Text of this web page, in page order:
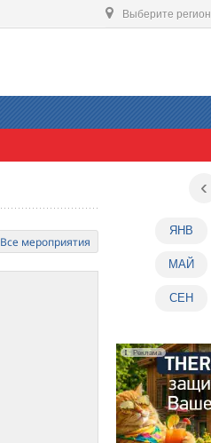
Выберите регион
Все мероприятия
‹
ЯНВ
МАЙ
СЕН
Реклама